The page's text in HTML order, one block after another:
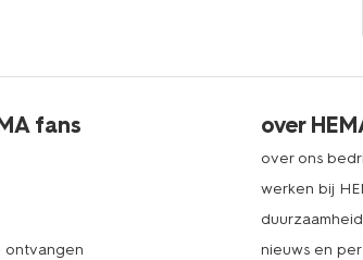
fans
ontvangen
over
over ons
werken bij
duurzaamheid
nieuws en